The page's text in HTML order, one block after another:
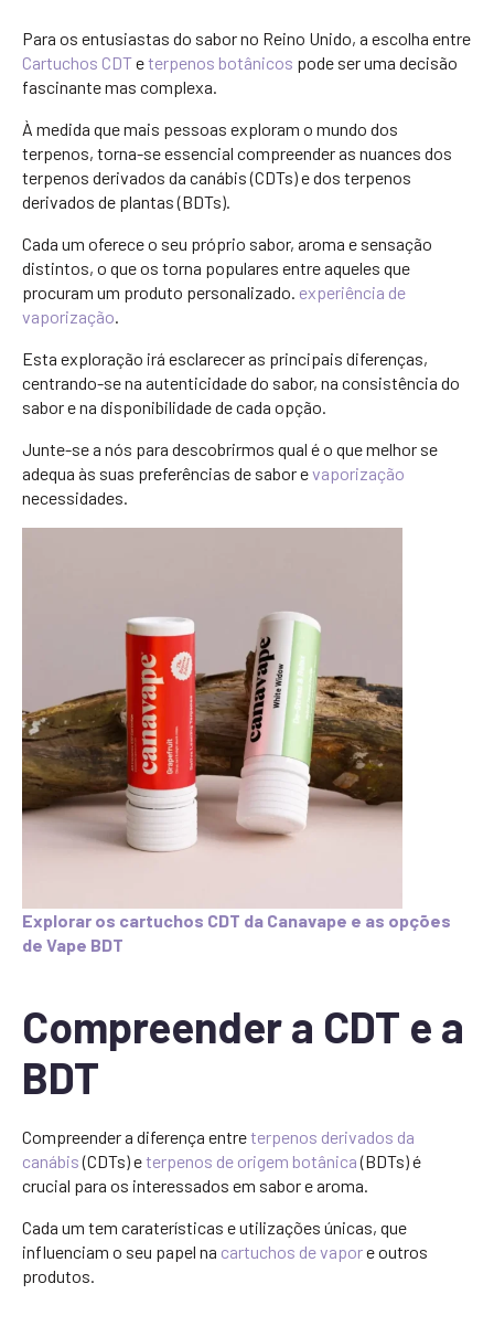
Para os entusiastas do sabor no Reino Unido, a escolha entre
Cartuchos CDTeterpenos botânicos pode ser uma decisão
fascinante mas complexa.
À medida que mais pessoas exploram o mundo dos
terpenos, torna-se essencial compreender as nuances dos
terpenos derivados da canábis (CDTs) e dos terpenos
derivados de plantas (BDTs).
Cada um oferece o seu próprio sabor, aroma e sensação
distintos, o que os torna populares entre aqueles que
procuram um produto personalizado. experiência de
vaporização.
Esta exploração irá esclarecer as principais diferenças,
centrando-se na autenticidade do sabor, na consistência do
sabor e na disponibilidade de cada opção.
Junte-se a nós para descobrirmos qual é o que melhor se
adequa às suas preferências de sabor evaporização
necessidades.
Explorar os cartuchos CDT da Canavape e as opções
de Vape BDT
Compreender a CDT e a
BDT
Compreender a diferença entreterpenos derivados da
canábis(CDTs) eterpenos de origem botânica(BDTs) é
crucial para os interessados em sabor e aroma.
Cada um tem caraterísticas e utilizações únicas, que
influenciam o seu papel na cartuchos de vapore outros
produtos.